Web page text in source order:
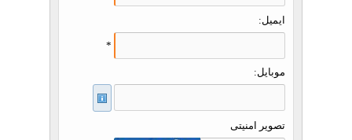
ایمیل:
*
موبایل:
تصویر امنیتی